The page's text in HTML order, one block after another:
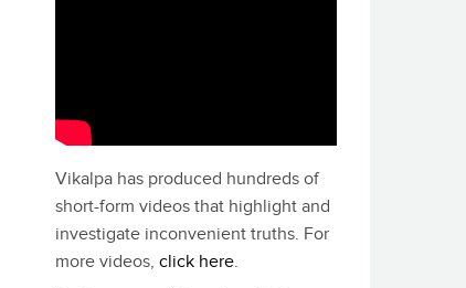
Vikalpa has produced hundreds of
short-form videos that highlight and
investigate inconvenient truths. For
more videos, click here.